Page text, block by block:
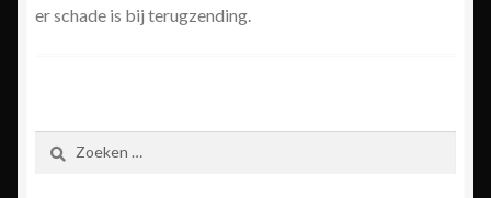
er schade is bij terugzending.
naar: